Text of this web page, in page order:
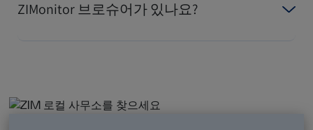
ZIMonitor 브로슈어가 있나요?